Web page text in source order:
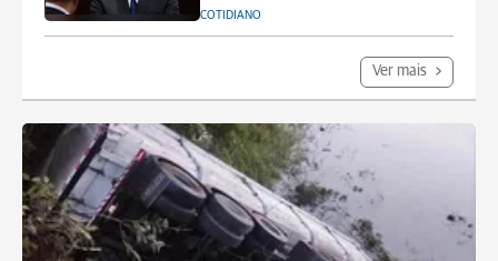
COTIDIANO
Ver mais